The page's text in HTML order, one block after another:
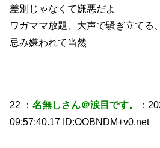
差別じゃなくて嫌悪だよ
ワガママ放題、大声で騒ぎ立てる
忌み嫌われて当然
22 ：名無しさん＠涙目です。
：
09:57:40.17 ID:OOBNDM+v0.net